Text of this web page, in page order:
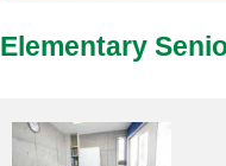
Elementary